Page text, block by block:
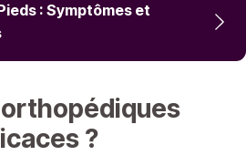
: Symptômes et
?